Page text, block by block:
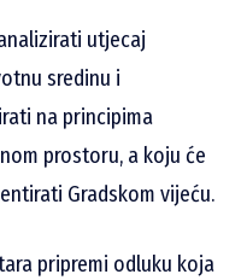
utjecaj
sredinu i
na principima
prostoru, a koju će
Gradskom vijeću.
pripremi odluku koja